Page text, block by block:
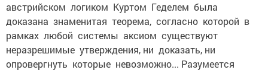
австрийском логиком Куртом Геделем была
доказана знаменитая теорема, согласно которой в
рамках любой системы аксиом существуют
неразрешимые утверждения, ни доказать, ни
опровергнуть которые невозможно... Разумеется